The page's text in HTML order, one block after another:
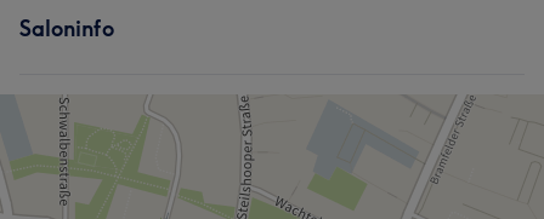
Saloninfo